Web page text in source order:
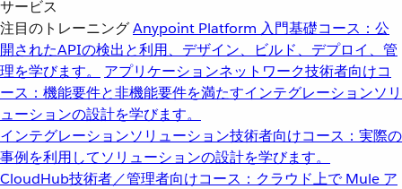
サービス
注目のトレーニングAnypoint Platform 入門基礎コース：公
開されたAPIの検出と利用、デザイン、ビルド、デプロイ、管
理を学びます。
アプリケーションネットワーク技術者向けコ
ース：機能要件と非機能要件を満たすインテグレーションソリ
ューションの設計を学びます。
インテグレーションソリューション技術者向けコース：実際の
事例を利用してソリューションの設計を学びます。
CloudHub技術者／管理者向けコース：クラウド上で Mule ア